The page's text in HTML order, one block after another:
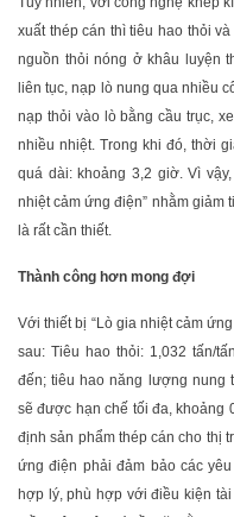
xuất thép cán thì tiêu hao thỏi
nguồn thỏi nóng ở khâu luyện
liên tục, nạp lò nung qua nhiều
nạp thỏi vào lò bằng cầu trục,
nhiều nhiệt. Trong khi đó, thời
quá dài: khoảng 3,2 giờ. Vì
nhiệt cảm ứng điện” nhằm giảm
là rất cần thiết.
Thành công hơn mong đợi
Với thiết bị “Lò gia nhiệt cảm
sau: Tiêu hao thỏi: 1,032 tấn/
đến; tiêu hao năng lượng nung
sẽ được hạn chế tối đa, khoảng
định sản phẩm thép cán cho thị
ứng điện phải đảm bảo các
hợp lý, phù hợp với điều kiện